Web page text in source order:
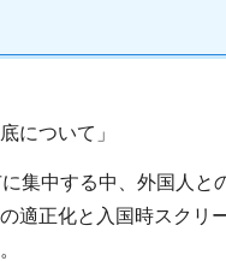
について」
集中する中、外国人
適正化と入国時スクリ